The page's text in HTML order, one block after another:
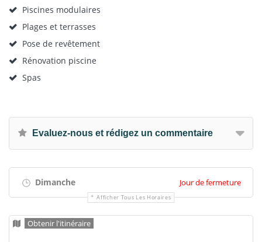
Piscines modulaires
Plages et terrasses
Pose de revêtement
Rénovation piscine
Spas
Evaluez-nous et rédigez un commentaire
Dimanche Jour de fermeture
Afficher Tous Les Horaires
Obtenir l'itinéraire